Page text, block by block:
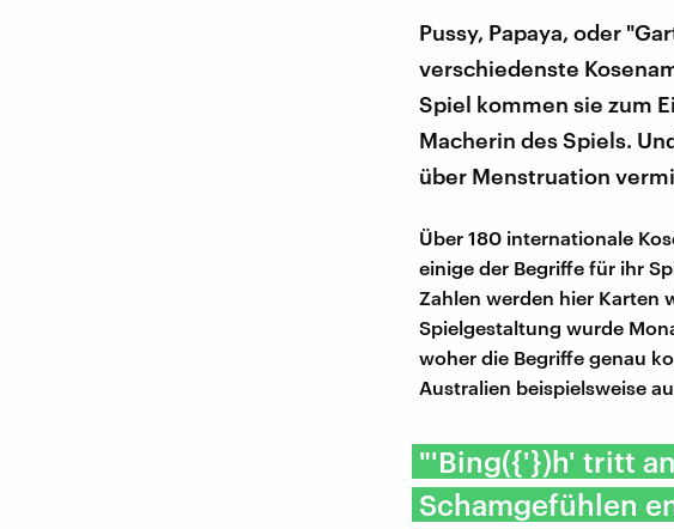
Pussy, Papaya, oder
verschiedenste
Spiel kommen sie zum
Macherin des Spiels.
über Menstruation
Über 180 internationale
einige der Begriffe für ihr
Zahlen werden hier Karten
Spielgestaltung wurde
woher die Begriffe genau
Australien beispielsweise
"'Bing({'})h' tritt
Schamgefühlen